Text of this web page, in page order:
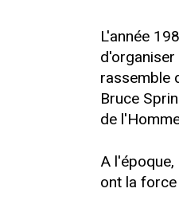
L'année
rassemble
Bruce
de
A
ont la